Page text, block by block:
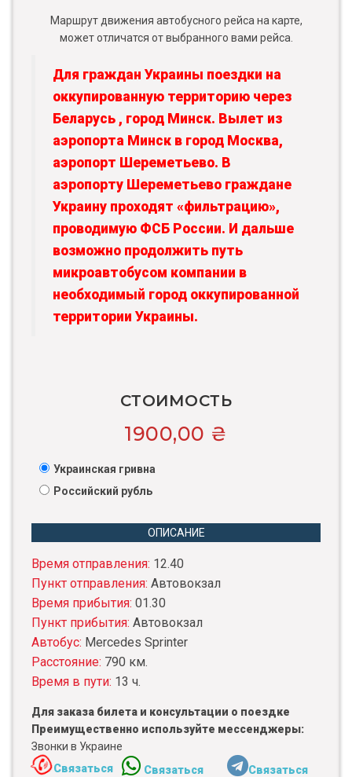
Маршрут движения автобусного рейса на карте,
может отличатся от выбранного вами рейса.
Для граждан Украины поездки на
оккупированную территорию через
Беларусь , город Минск. Вылет из
аэропорта Минск в город Москва,
аэропорт Шереметьево. В
аэропорту Шереметьево граждане
Украину проходят «фильтрацию»,
проводимую ФСБ России. И дальше
возможно продолжить путь
микроавтобусом компании в
необходимый город оккупированной
территории Украины.
СТОИМОСТЬ
1900,00 ₴
Украинская гривна
Российский рубль
ОПИСАНИЕ
Время отправления: 12.40
Пункт отправления: Автовокзал
Время прибытия: 01.30
Пункт прибытия: Автовокзал
Автобус: Mercedes Sprinter
Расстояние: 790 км.
Время в пути: 13 ч.
Для заказа билета и консультации о поездке
Преимущественно используйте мессенджеры:
Звонки в Украине
Связаться
Связаться
Связаться